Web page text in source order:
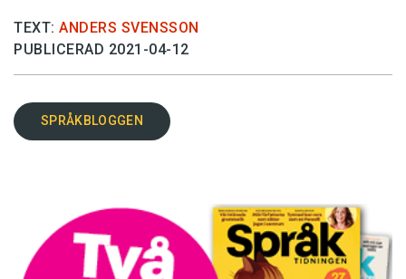
TEXT: ANDERS SVENSSON
PUBLICERAD 2021-04-12
SPRÅKBLOGGEN